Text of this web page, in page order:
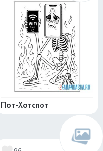
Пот-Хотспот